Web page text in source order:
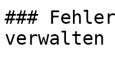
###
verwalten